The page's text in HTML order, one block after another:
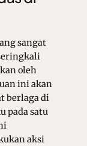
sangat
oleh
ini akan
berlaga di
pada satu
aksi